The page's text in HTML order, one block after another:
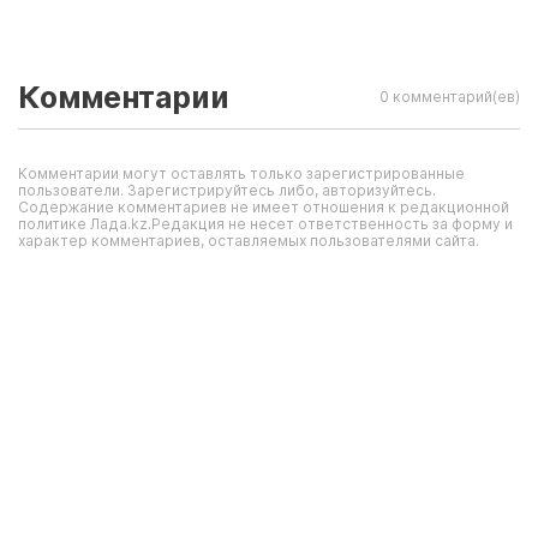
Комментарии 0 комментарий(ев)
Комментарии могут оставлять только зарегистрированные
пользователи. Зарегистрируйтесь либо, авторизуйтесь.
Содержание комментариев не имеет отношения к редакционной
политике Лада.kz.Редакция не несет ответственность за форму и
характер комментариев, оставляемых пользователями сайта.